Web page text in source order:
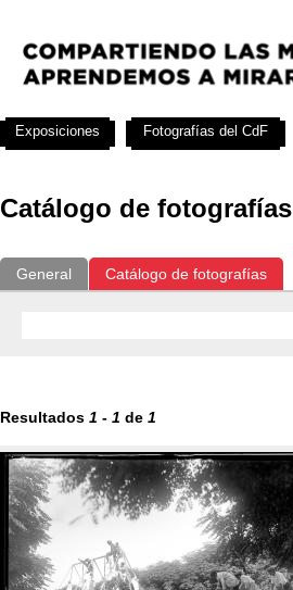
Catálogo de fotografías
General Catálogo de fotografías
Resultados 1 - 1 de 1
Exposiciones Fotografías del CdF